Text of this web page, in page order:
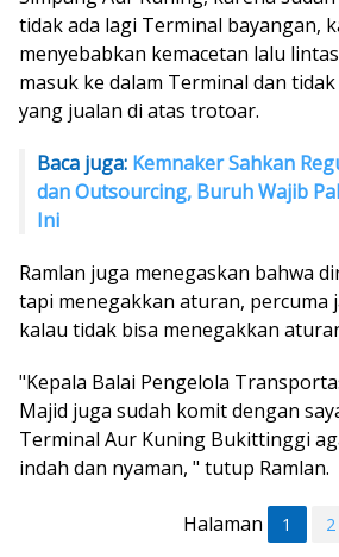
tidak ada lagi Terminal bayangan,
menyebabkan kemacetan lalu
masuk ke dalam Terminal dan
yang jualan di atas trotoar.
Baca juga: Kemnaker Sahkan
dan Outsourcing, Buruh Wajib
Ini
Ramlan juga menegaskan bahwa
tapi menegakkan aturan, percuma
kalau tidak bisa menegakkan
"Kepala Balai Pengelola
Majid juga sudah komit dengan
Terminal Aur Kuning Bukittinggi
indah dan nyaman, " tutup Ramlan.
Halaman 1 2